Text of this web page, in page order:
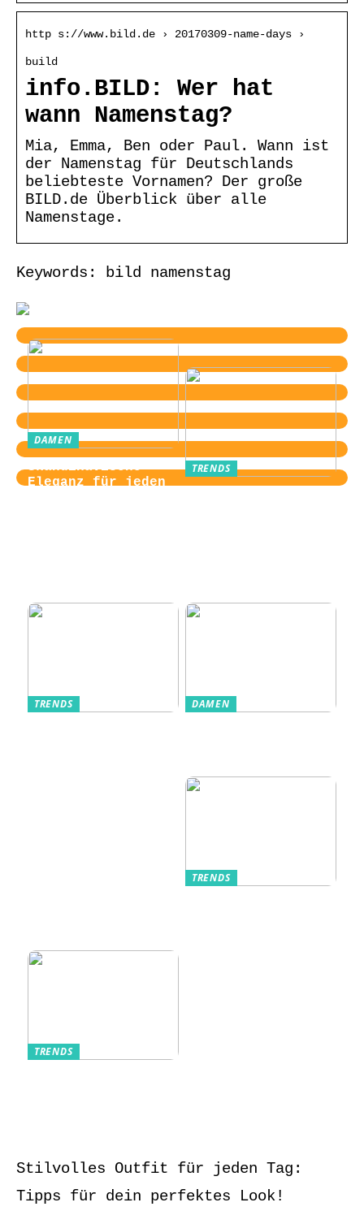
http s://www.bild.de › 20170309-name-days ›
build
info.BILD: Wer hat
wann Namenstag?
Mia, Emma, Ben oder Paul. Wann ist
der Namenstag für Deutschlands
beliebteste Vornamen? Der große
BILD.de Überblick über alle
Namenstage.
Keywords: bild namenstag
DAMEN
Skandinavische
Eleganz für jeden
TRENDS
TRENDS DAMEN
TRENDS
TRENDS
Stilvolles Outfit für jeden Tag:
Tipps für dein perfektes Look!